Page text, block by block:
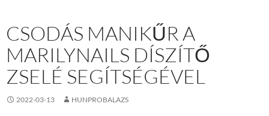
CSODÁS MANIKŰR A
MARILYNAILS DÍSZÍTŐ
ZSELÉ SEGÍTSÉGÉVEL
2022-03-13 HUNPROBALAZS